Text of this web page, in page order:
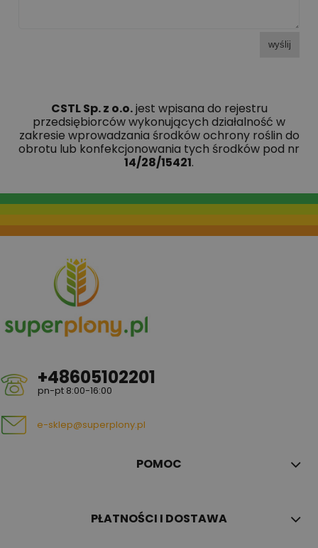
wyślij
CSTL Sp. z o.o.jest wpisana do rejestru
przedsiębiorców wykonujących działalność w
zakresie wprowadzania środków ochrony roślin do
obrotu lub konfekcjonowania tych środków pod nr
14/28/15421.
+48605102201
pn-pt 8:00-16:00
e-sklep@superplony.pl
POMOC
PŁATNOŚCI I DOSTAWA